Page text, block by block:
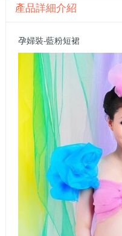
產品詳細介紹
孕婦裝-藍粉短裙